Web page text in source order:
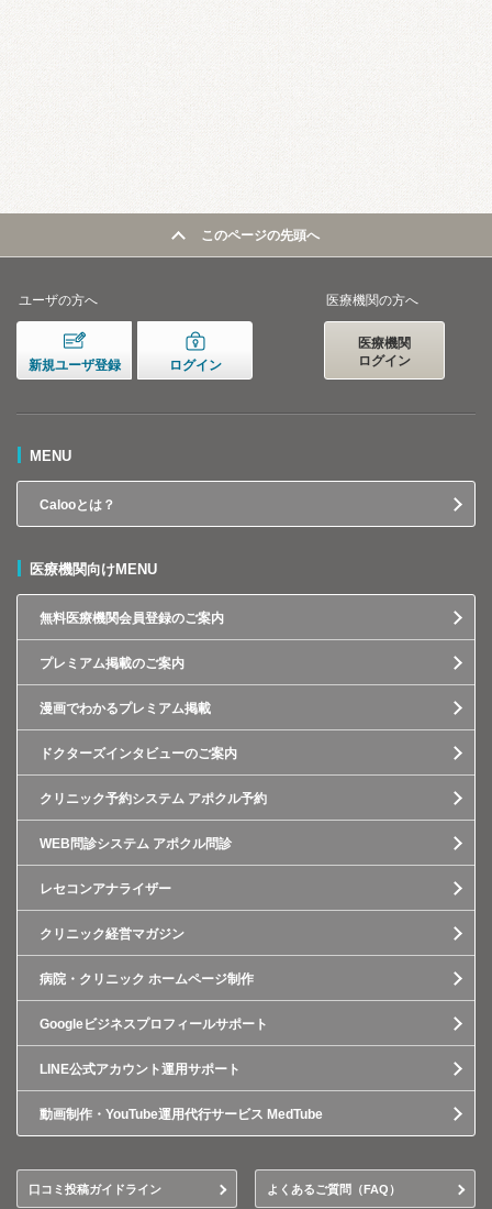
このページの先頭へ
ユーザの方へ
新規ユーザ登録 ログイン
医療機関の方へ
医療機関
ログイン
MENU
Calooとは？
医療機関向けMENU
無料医療機関会員登録のご案内
プレミアム掲載のご案内
漫画でわかるプレミアム掲載
ドクターズインタビューのご案内
クリニック予約システム アポクル予約
WEB問診システム アポクル問診
レセコンアナライザー
クリニック経営マガジン
病院・クリニック ホームページ制作
Googleビジネスプロフィールサポート
LINE公式アカウント運用サポート
動画制作・YouTube運用代行サービス MedTube
口コミ投稿ガイドライン よくあるご質問（FAQ）